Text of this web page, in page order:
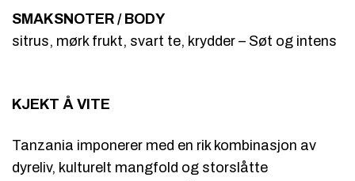
SMAKSNOTER / BODY
sitrus, mørk frukt, svart te, krydder – Søt og intens
KJEKT Å VITE
Tanzania imponerer med en rik kombinasjon av
dyreliv, kulturelt mangfold og storslåtte